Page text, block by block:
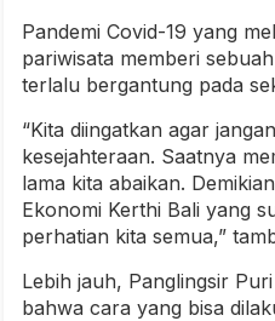
Pandemi Covid-19 yang
pariwisata memberi
terlalu bergantung pada
“Kita diingatkan agar
kesejahteraan. Saatnya
lama kita abaikan.
Ekonomi Kerthi Bali yang
perhatian kita semua,”
Lebih jauh, Panglingsir
bahwa cara yang bisa